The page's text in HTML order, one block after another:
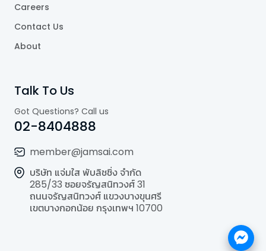
Careers
Contact Us
About
Talk To Us
Got Questions? Call us
02-8404888
member@jamsai.com
บริษัท แจ่มใส พับลิชชิ่ง จำกัด
285/33 ซอยจรัญสนิทวงศ์ 31
ถนนจรัญสนิทวงศ์ แขวงบางขุนศรี
เขตบางกอกน้อย กรุงเทพฯ 10700